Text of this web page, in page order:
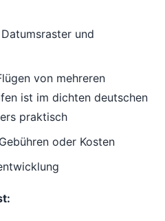
und
von mehreren
ist im dichten deutschen
praktisch
oder Kosten